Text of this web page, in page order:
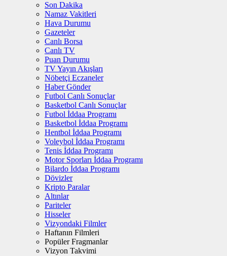
Son Dakika
Namaz Vakitleri
Hava Durumu
Gazeteler
Canlı Borsa
Canlı TV
Puan Durumu
TV Yayın Akışları
Nöbetçi Eczaneler
Haber Gönder
Futbol Canlı Sonuçlar
Basketbol Canlı Sonuçlar
Futbol İddaa Programı
Basketbol İddaa Programı
Hentbol İddaa Programı
Voleybol İddaa Programı
Tenis İddaa Programı
Motor Sporları İddaa Programı
Bilardo İddaa Programı
Dövizler
Kripto Paralar
Altınlar
Pariteler
Hisseler
Vizyondaki Filmler
Haftanın Filmleri
Popüler Fragmanlar
Vizyon Takvimi